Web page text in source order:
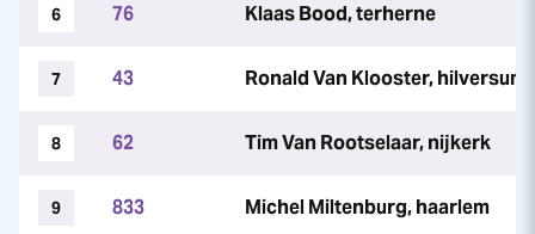
6 76 Klaas Bood, terherne
7 43 Ronald Van Klooster, hilversum
8 62 Tim Van Rootselaar, nijkerk
9 833 Michel Miltenburg, haarlem